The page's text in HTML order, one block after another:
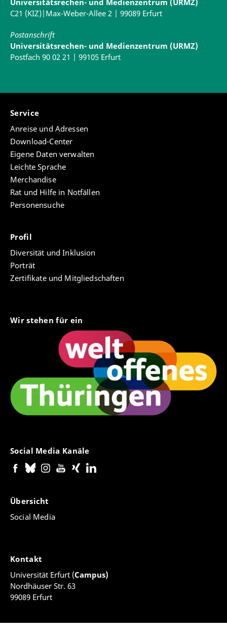
Universitätsrechen- und Medienzentrum (URMZ)
C21 (KIZ)|Max-Weber-Allee 2 | 99089 Erfurt
Postanschrift
Universitätsrechen- und Medienzentrum (URMZ)
Postfach 90 02 21 | 99105 Erfurt
Service
Anreise und Adressen
Download-Center
Eigene Daten verwalten
Leichte Sprache
Merchandise
Rat und Hilfe in Notfällen
Personensuche
Profil
Diversität und Inklusion
Porträt
Zertifikate und Mitgliedschaften
Wir stehen für ein
Social Media Kanäle
Übersicht
Social Media
Kontakt
Universität Erfurt (Campus)
Nordhäuser Str. 63
99089 Erfurt